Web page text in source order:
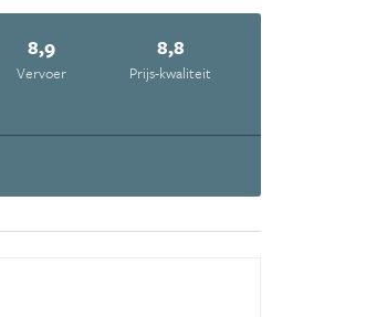
8,9
Vervoer
8,8
Prijs-kwaliteit